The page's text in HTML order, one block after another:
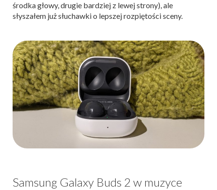
środka głowy, drugie bardziej z lewej strony), ale
słyszałem już słuchawki o lepszej rozpiętości sceny.
Samsung Galaxy Buds 2 w muzyce